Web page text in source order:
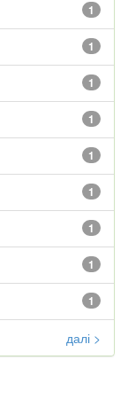
1
1
1
1
1
1
1
1
1
далі >